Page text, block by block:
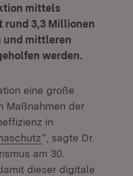
mittels
rund 3,3 Millionen
und mittleren
werden.
eine große
Maßnahmen der
in
(Öffnet in neuem
“, sagte Dr.
am 30.
dieser digitale